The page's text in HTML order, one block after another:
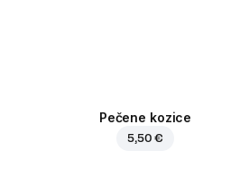
Pečene kozice
5,50 €